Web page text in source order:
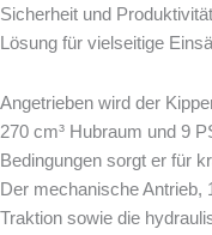
Sicherheit und
Lösung für vielseitige
Angetrieben wird der
270 cm³ Hubraum und 9
Bedingungen sorgt er für
Der mechanische Antrieb,
Traktion sowie die